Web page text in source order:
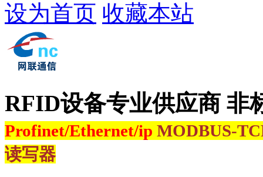
设为首页 收藏本站
RFID设备专业供应商 非
Profinet/Ethernet/ip MODBUS-
读写器